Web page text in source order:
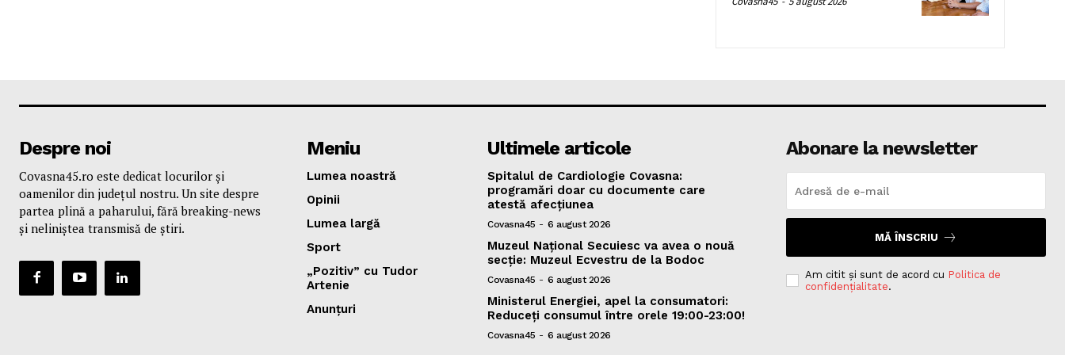
Despre noi
Covasna45.ro este dedicat locurilor și
oamenilor din județul nostru. Un site despre
partea plină a paharului, fără breaking-news
și neliniștea transmisă de știri.
Meniu
Lumea noastră
Opinii
Lumea largă
Sport
„Pozitiv” cu Tudor
Artenie
Anunțuri
Ultimele articole
Spitalul de Cardiologie Covasna:
programări doar cu documente care
atestă afecțiunea
Covasna45 - 6 august 2026
Muzeul Național Secuiesc va avea o nouă
secție: Muzeul Ecvestru de la Bodoc
Covasna45 - 6 august 2026
Ministerul Energiei, apel la consumatori:
Reduceți consumul între orele 19:00-23:00!
Covasna45 - 6 august 2026
Abonare la newsletter
MĂ ÎNSCRIU
Am citit și sunt de acord cu Politica de
confidențialitate.